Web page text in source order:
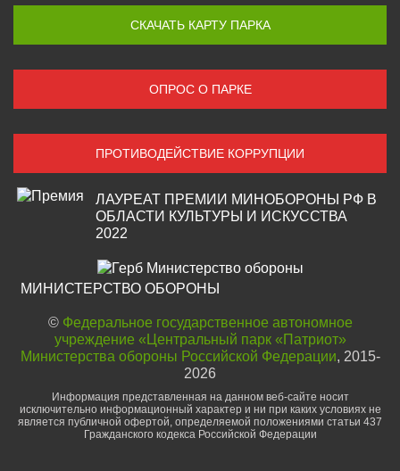
СКАЧАТЬ КАРТУ ПАРКА
ОПРОС О ПАРКЕ
ПРОТИВОДЕЙСТВИЕ КОРРУПЦИИ
ЛАУРЕАТ ПРЕМИИ МИНОБОРОНЫ РФ В
ОБЛАСТИ КУЛЬТУРЫ И ИСКУССТВА
2022
МИНИСТЕРСТВО ОБОРОНЫ
© Федеральное государственное автономное
учреждение «Центральный парк «Патриот»
Министерства обороны Российской Федерации, 2015-
2026
Информация представленная на данном веб-сайте носит
исключительно информационный характер и ни при каких условиях не
является публичной офертой, определяемой положениями статьи 437
Гражданского кодекса Российской Федерации